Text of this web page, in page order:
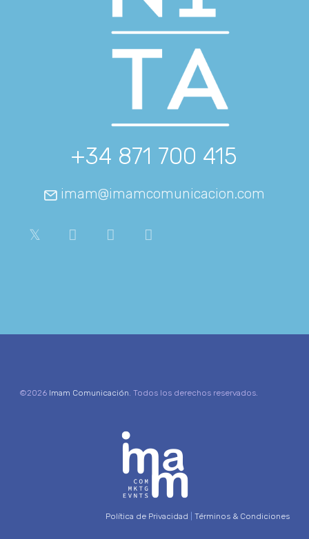
+34 871 700 415
imam@imamcomunicacion.com
©2026 Imam Comunicación. Todos los derechos reservados.
Política de Privacidad Términos & Condiciones